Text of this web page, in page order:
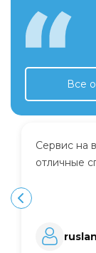
Все
Сервис на
отличные